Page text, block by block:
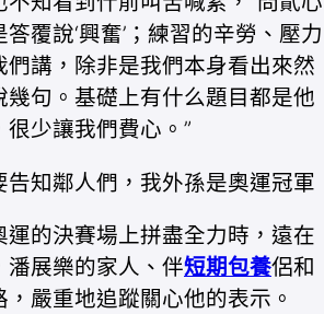
覆說‘興奮’；練習的辛勞、壓力
們講，除非是我們本身看出來然
幾句。基礎上有什么題目都是他
少讓我們費心。”
告知鄰人們，我外孫是奧運冠軍
運的決賽場上拼盡全力時，遠在
潘展樂的家人、伴短期包養侶和
嚴重地追蹤關心他的表示。